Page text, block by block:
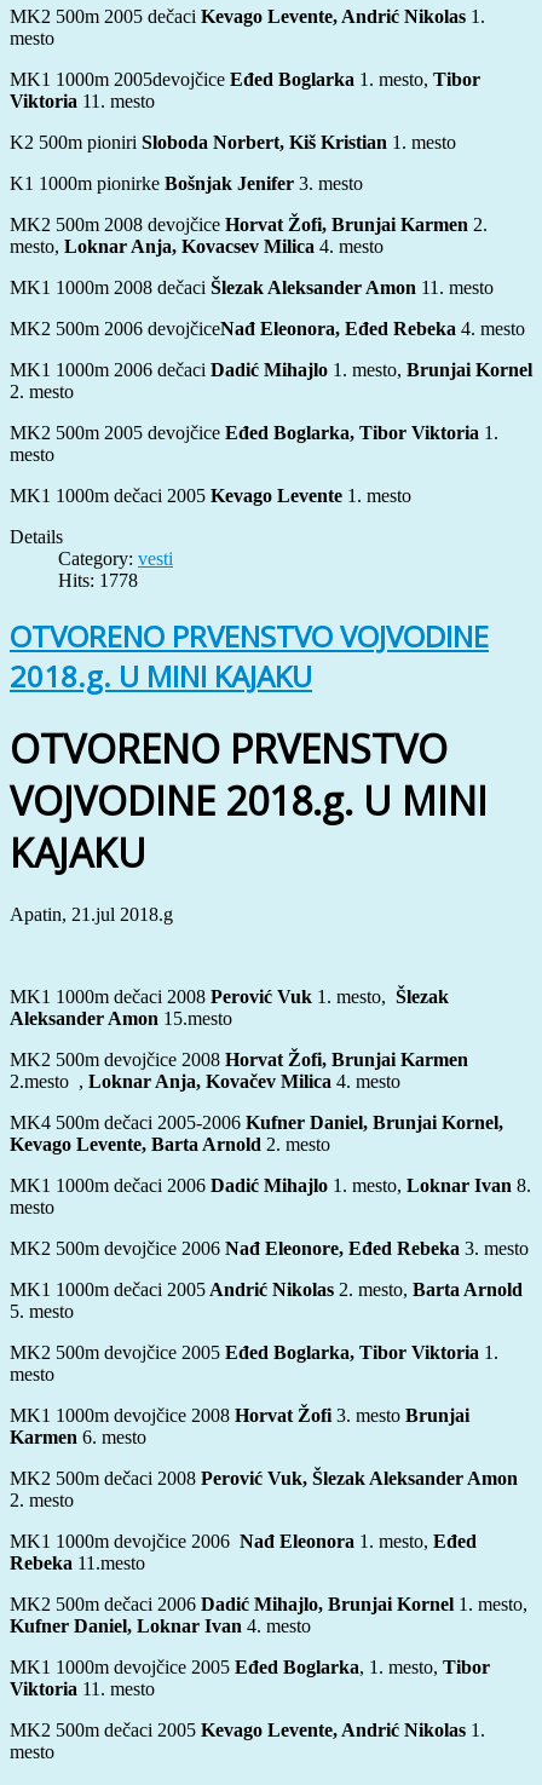
MK2 500m 2005 dečaci Kevago Levente, Andrić Nikolas 1.
mesto
MK1 1000m 2005devojčice Eđed Boglarka 1. mesto, Tibor
Viktoria 11. mesto
K2 500m pioniri Sloboda Norbert, Kiš Kristian 1. mesto
K1 1000m pionirke Bošnjak Jenifer 3. mesto
MK2 500m 2008 devojčice Horvat Žofi, Brunjai Karmen 2.
mesto, Loknar Anja, Kovacsev Milica 4. mesto
MK1 1000m 2008 dečaci Šlezak Aleksander Amon 11. mesto
MK2 500m 2006 devojčiceNađ Eleonora, Eđed Rebeka 4. mesto
MK1 1000m 2006 dečaci Dadić Mihajlo 1. mesto, Brunjai Kornel
2. mesto
MK2 500m 2005 devojčice Eđed Boglarka, Tibor Viktoria 1.
mesto
MK1 1000m dečaci 2005 Kevago Levente 1. mesto
Details
Category: vesti
Hits: 1778
OTVORENO PRVENSTVO VOJVODINE
2018.g. U MINI KAJAKU
OTVORENO PRVENSTVO
VOJVODINE 2018.g. U MINI
KAJAKU
Apatin, 21.jul 2018.g
MK1 1000m dečaci 2008 Perović Vuk 1. mesto, Šlezak
Aleksander Amon 15.mesto
MK2 500m devojčice 2008 Horvat Žofi, Brunjai Karmen
2.mesto , Loknar Anja, Kovačev Milica 4. mesto
MK4 500m dečaci 2005-2006 Kufner Daniel, Brunjai Kornel,
Kevago Levente, Barta Arnold 2. mesto
MK1 1000m dečaci 2006 Dadić Mihajlo 1. mesto, Loknar Ivan 8.
mesto
MK2 500m devojčice 2006 Nađ Eleonore, Eđed Rebeka 3. mesto
MK1 1000m dečaci 2005 Andrić Nikolas 2. mesto, Barta Arnold
5. mesto
MK2 500m devojčice 2005 Eđed Boglarka, Tibor Viktoria 1.
mesto
MK1 1000m devojčice 2008 Horvat Žofi 3. mesto Brunjai
Karmen 6. mesto
MK2 500m dečaci 2008 Perović Vuk, Šlezak Aleksander Amon
2. mesto
MK1 1000m devojčice 2006 Nađ Eleonora 1. mesto, Eđed
Rebeka 11.mesto
MK2 500m dečaci 2006 Dadić Mihajlo, Brunjai Kornel 1. mesto,
Kufner Daniel, Loknar Ivan 4. mesto
MK1 1000m devojčice 2005 Eđed Boglarka, 1. mesto, Tibor
Viktoria 11. mesto
MK2 500m dečaci 2005 Kevago Levente, Andrić Nikolas 1.
mesto